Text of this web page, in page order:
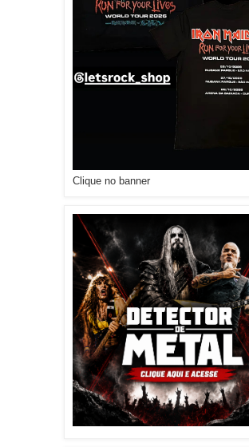
Clique no banner